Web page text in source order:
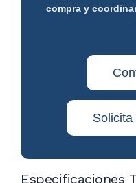
compra y
Solicita
Especificaciones